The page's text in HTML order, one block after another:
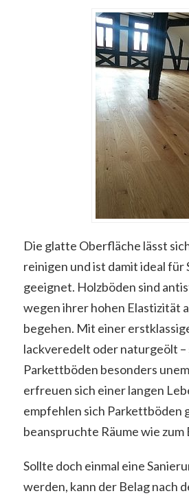
Die glatte Oberfläche lässt
reinigen und ist damit ideal für
geeignet. Holzböden sind
wegen ihrer hohen Elastizität
begehen. Mit einer
lackveredelt oder naturgeölt –
Parkettböden besonders
erfreuen sich einer langen
empfehlen sich Parkettböden
beanspruchte Räume wie zum
Sollte doch einmal eine
werden, kann der Belag nach